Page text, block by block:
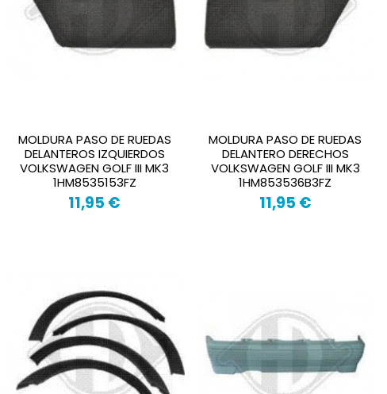
MOLDURA PASO DE RUEDAS
DELANTEROS IZQUIERDOS
VOLKSWAGEN GOLF III MK3
1HM8535153FZ
11,95 €
MOLDURA PASO DE RUEDAS
DELANTERO DERECHOS
VOLKSWAGEN GOLF III MK3
1HM853536B3FZ
11,95 €